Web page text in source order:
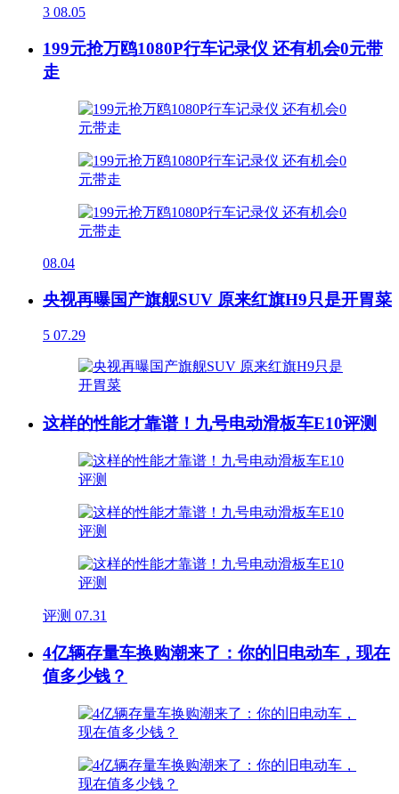
3 08.05
199元抢万鸥1080P行车记录仪 还有机会0元带
走
08.04
央视再曝国产旗舰SUV 原来红旗H9只是开胃菜
5 07.29
这样的性能才靠谱！九号电动滑板车E10评测
评测 07.31
4亿辆存量车换购潮来了：你的旧电动车，现在
值多少钱？